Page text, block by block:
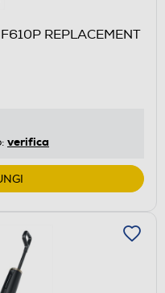
REPLACEMENT
verifica